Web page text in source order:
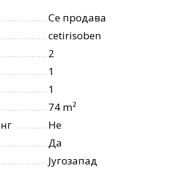
Се продава
cetirisoben
2
1
1
74 m²
Не
Да
Југозапад